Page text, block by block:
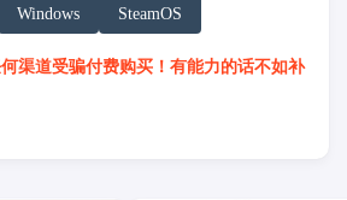
Windows SteamOS
渠道受骗付费购买！有能力的话不如补